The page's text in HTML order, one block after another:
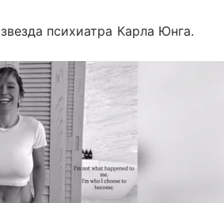
психиатра Карла Юнга.